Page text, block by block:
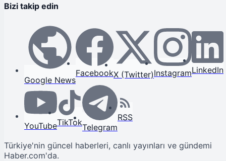
Bizi takip edin
Google News
FacebookX (Twitter)InstagramLinkedIn
YouTubeTikTokTelegram
RSS
Türkiye'nin güncel haberleri, canlı yayınları ve gündemi
Haber.com'da.